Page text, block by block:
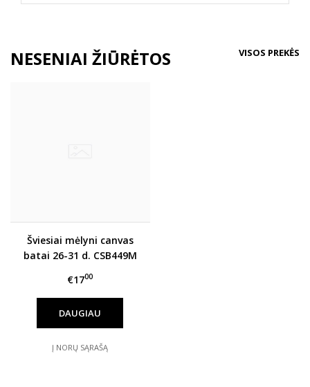
NESENIAI ŽIŪRĖTOS VISOS PREKĖS
Šviesiai mėlyni canvas
batai 26-31 d. CSB449M
€1700
DAUGIAU
Į NORŲ SĄRAŠĄ